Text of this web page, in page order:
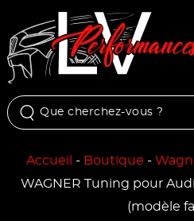
Accueil - Boutique -
WAGNER Tuning pour Audi
(modèle